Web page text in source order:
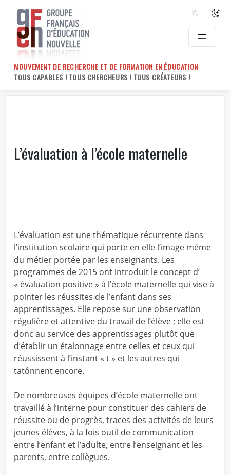
content
MOUVEMENT DE RECHERCHE ET DE FORMATION EN ÉDUCATION
TOUS CAPABLES ! TOUS CHERCHEURS ! TOUS CRÉATEURS !
L’évaluation à l’école maternelle
L’évaluation est une thématique récurrente dans
l’institution scolaire qui porte en elle l’image même
du métier portée par les enseignants. Les
programmes de 2015 ont introduit le concept d’
« évaluation positive » à l’école maternelle qui vise à
pointer les réussites de l’enfant dans ses
apprentissages. Elle repose sur une observation
régulière et attentive du travail de l’élève ; elle est
donc au service des apprentissages plutôt que
d’établir un étalonnage entre celles et ceux qui
réussissent à l’instant « t » et les autres qui
tatônnent encore.
De nombreuses équipes d’école maternelle ont
travaillé à l’interne pour constituer des cahiers de
réussite ou de progrès, traces des activités de leurs
jeunes élèves, à la fois outil de communication
entre l’enfant et l’adulte, entre l’enseignant et les
parents, entre collègues.